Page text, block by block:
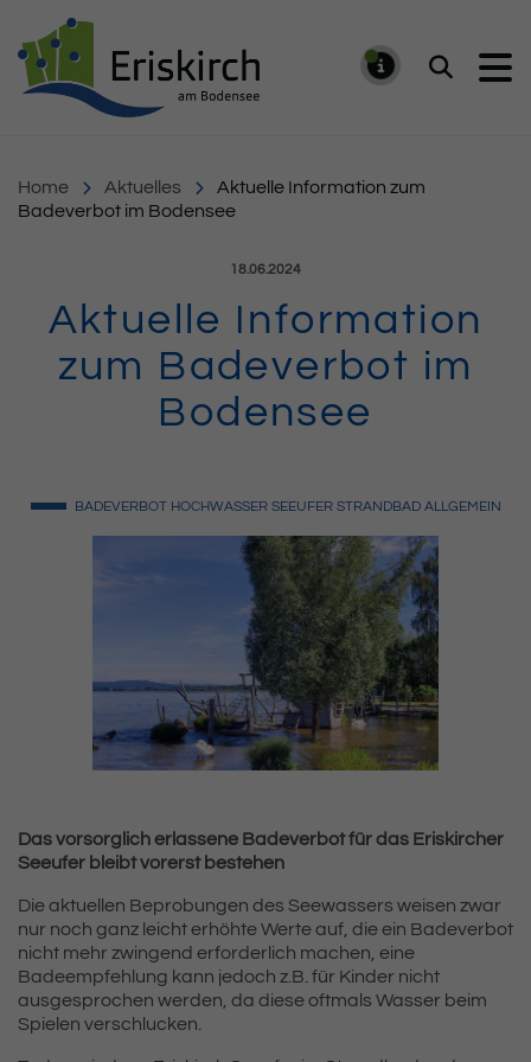
Suchen
Home Aktuelles
Aktuelle Information zum
Badeverbot im Bodensee
Veröffentlicht am:
18.06.2024
Aktuelle Information
zum Badeverbot im
Bodensee
BADEVERBOT HOCHWASSER SEEUFER STRANDBAD ALLGEMEIN
Das vorsorglich erlassene Badeverbot für das Eriskircher
Seeufer bleibt vorerst bestehen
Die aktuellen Beprobungen des Seewassers weisen zwar
nur noch ganz leicht erhöhte Werte auf, die ein Badeverbot
nicht mehr zwingend erforderlich machen, eine
Badeempfehlung kann jedoch z.B. für Kinder nicht
ausgesprochen werden, da diese oftmals Wasser beim
Spielen verschlucken.